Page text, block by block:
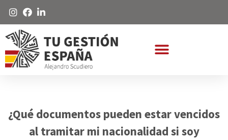
¿Qué documentos pueden estar vencidos
al tramitar mi nacionalidad si soy